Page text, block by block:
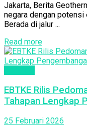
Jakarta, Berita
negara dengan
Berada di jalur ...
Read more
EBTKE Rilis
Tahapan Lengkap
25 Februari 2026